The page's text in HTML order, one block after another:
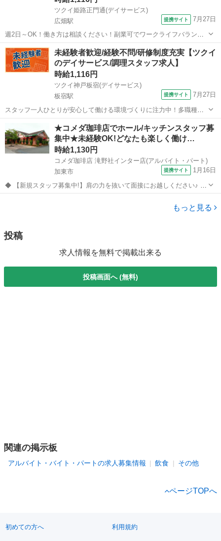
ツクイ姫路正門通(デイサービス)
広畑駅
提携サイト 7月27日
週2日～OK！働き方は相談ください！副業可でワークライフバランス
◎あなたに合った働き方が探せます！ ★☆ 働きやすいメリット多数
★☆ ＼＼サービス・職種の魅力／／ 完全調理済み食品を使用のため、
調理未経験、調理に自信の...
兵庫 姫路市 広畑駅 その他
未経験者歓迎/経験不問/研修制度充実【ツクイ
のデイサービス/調理スタッフ求人】
時給1,116円
ツクイ神戸板宿(デイサービス)
板宿駅
提携サイト 7月27日
スタッフ一人ひとりが安心して働ける環境づくりに注力中！多職種連
携◎働きやすさも考え、スタッフの声を大切にしています！ ★☆ 働き
やすいメリット多数 ★☆ ＼＼サービス・職種の魅力／／ 食材の硬さ
や大きさなど、お客様の状態...
板宿駅 その他
★コメダ珈琲店でホール/キッチンスタッフ募
集中★未経験OK!どなたも楽しく働け…
時給1,130円
コメダ珈琲店 滝野社インター店(アルバイト・パート)
加東市
提携サイト 1月16日
◆ 【新規スタッフ募集中!】肩の力を抜いて面接にお越しください♪ ◆
喫茶店/カフェ/ファミレス等の飲食アルバイト経験が活かせるお仕事で
す。 未経験からのチャレンジもOK! 面接は経験より人柄や人間性を重
もっと見る
投稿
求人情報を無料で掲載出来る
投稿画面へ (無料)
関連の掲示板
アルバイト・バイト・パートの求人募集情報 飲食 その他
ページTOPへ
初めての方へ 利用規約